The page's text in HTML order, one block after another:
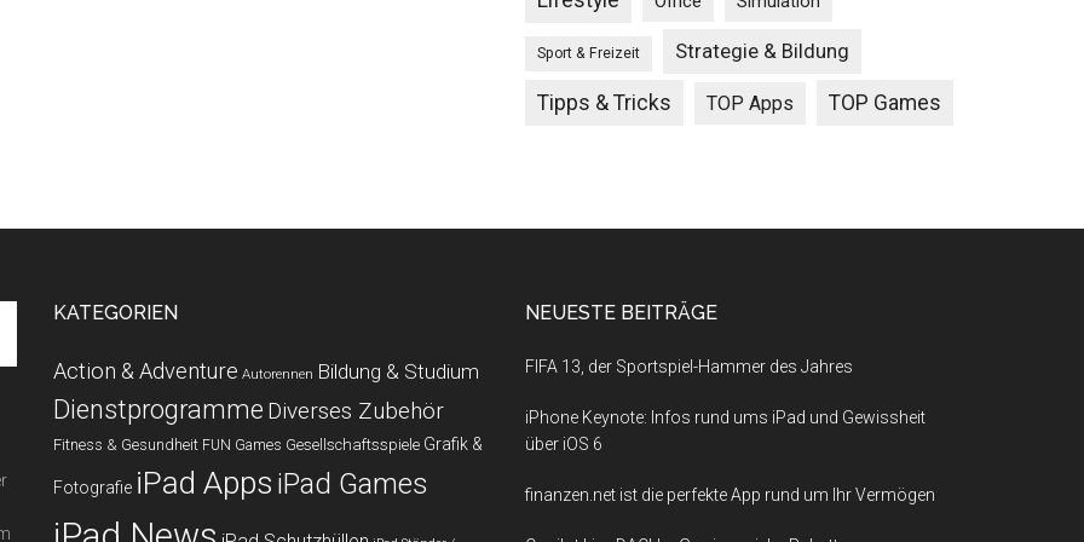
Sport & Freizeit Strategie & Bildung
Tipps & Tricks TOP Apps TOP Games
KATEGORIEN
Action & Adventure Autorennen Bildung & Studium
Dienstprogramme Diverses Zubehör
Fitness & Gesundheit FUN Games Gesellschaftsspiele Grafik &
Fotografie iPad Apps iPad Games
NEUESTE BEITRÄGE
FIFA 13, der Sportspiel-Hammer des Jahres
iPhone Keynote: Infos rund ums iPad und Gewissheit
über iOS 6
finanzen.net ist die perfekte App rund um Ihr Vermögen